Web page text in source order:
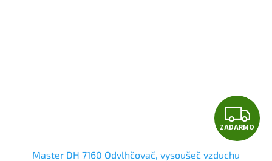
Z
A
ZADARMO
Master DH 7160 Odvlhčovač, vysoušeč vzduchu